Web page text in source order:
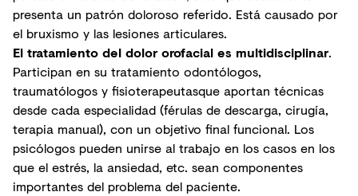
presenta un patrón doloroso referido. Está causado por
el bruxismo y las lesiones articulares.
El tratamiento del dolor orofacial es multidisciplinar.
Participan en su tratamiento odontólogos,
traumatólogos y fisioterapeutasque aportan técnicas
desde cada especialidad (férulas de descarga, cirugía,
terapia manual), con un objetivo final funcional. Los
psicólogos pueden unirse al trabajo en los casos en los
que el estrés, la ansiedad, etc. sean componentes
importantes del problema del paciente.